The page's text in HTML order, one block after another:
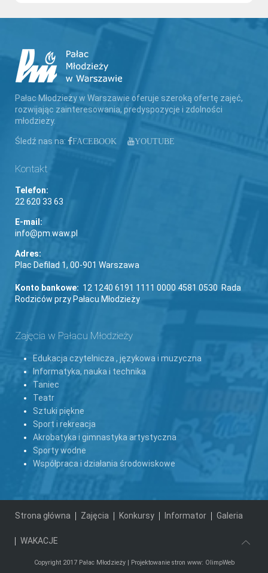
Pałac Młodzieży w Warszawie oferuje szeroką ofertę zajęć,
rozwijając zainteresowania, predyspozycje i zdolności
młodzieży.
Śledź nas na: FACEBOOK YOUTUBE
Kontakt
Telefon:
22 620 33 63
E-mail:
info@pm.waw.pl
Adres:
Plac Defilad 1, 00-901 Warszawa
Konto bankowe: 12 1240 6191 1111 0000 4581 0530 Rada
Rodziców przy Pałacu Młodzieży
Zajęcia w Pałacu Młodzieży
Edukacja czytelnicza , językowa i muzyczna
Informatyka, nauka i technika
Taniec
Teatr
Sztuki piękne
Sport i rekreacja
Akrobatyka i gimnastyka artystyczna
Sporty wodne
Współpraca i działania środowiskowe
Strona główna Zajęcia Konkursy Informator Galeria
WAKACJE
Copyright 2017 Pałac Młodzieży | Projektowanie stron www: OlimpWeb